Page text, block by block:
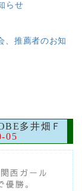
らせ
、推薦者のお知
多井畑Ｆ
05
西ガール
勝。